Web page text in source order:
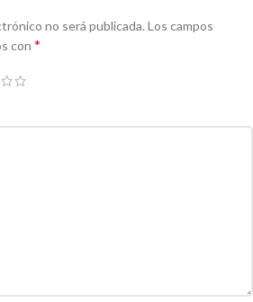
no será publicada. Los campos
con *